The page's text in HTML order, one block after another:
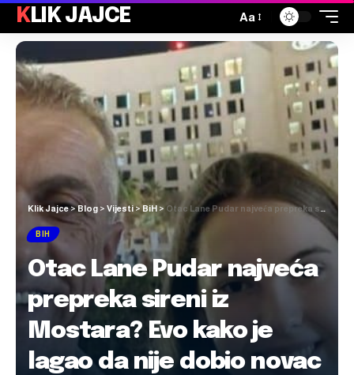
KLIK JAJCE Aa
Klik Jajce>Blog > Vijesti>BiH > Otac Lane Pudar najveća prepreka sireni iz Mostara? Evo kako je lagao da nije dobio novac iz HNŽ-a
BIH
Otac Lane Pudar najveća
prepreka sireni iz
Mostara? Evo kako je
lagao da nije dobio novac